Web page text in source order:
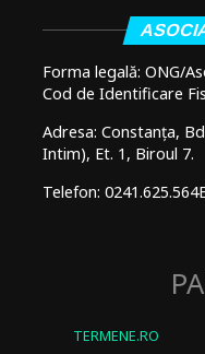
Forma legală: ONG/
Cod de Identificare
Adresa: Constanța,
Intim), Et. 1, Biroul 7.
Telefon: 0241.625.564
TERMENE.RO